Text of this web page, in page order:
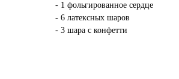
- 1 фольгированное сердце
- 6 латексных шаров
- 3 шара с конфетти